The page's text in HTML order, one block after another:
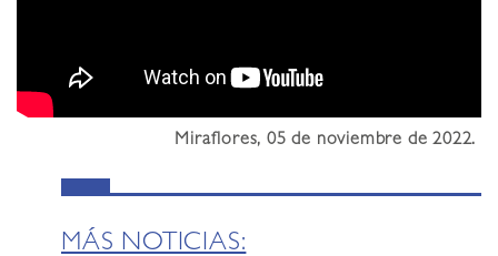
Miraflores, 05 de noviembre de 2022.
MÁS NOTICIAS: